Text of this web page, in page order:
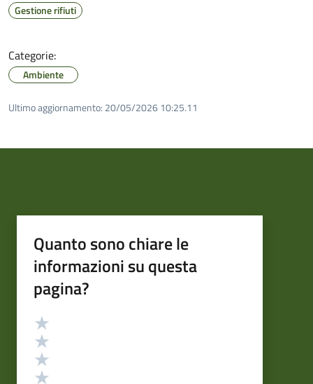
Gestione rifiuti
Categorie:
Ambiente
Ultimo aggiornamento: 20/05/2026 10:25.11
Quanto sono chiare le
informazioni su questa
pagina?
Valutazione